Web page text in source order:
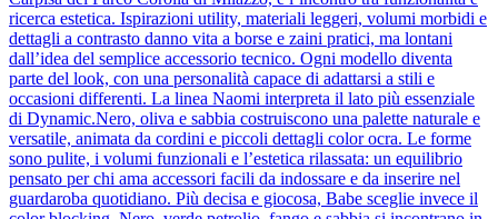
ricerca estetica. Ispirazioni utility, materiali leggeri, volumi morbidi e
dettagli a contrasto danno vita a borse e zaini pratici, ma lontani
dall’idea del semplice accessorio tecnico. Ogni modello diventa
parte del look, con una personalità capace di adattarsi a stili e
occasioni differenti. La linea Naomi interpreta il lato più essenziale
di Dynamic.Nero, oliva e sabbia costruiscono una palette naturale e
versatile, animata da cordini e piccoli dettagli color ocra. Le forme
sono pulite, i volumi funzionali e l’estetica rilassata: un equilibrio
pensato per chi ama accessori facili da indossare e da inserire nel
guardaroba quotidiano. Più decisa e giocosa, Babe sceglie invece il